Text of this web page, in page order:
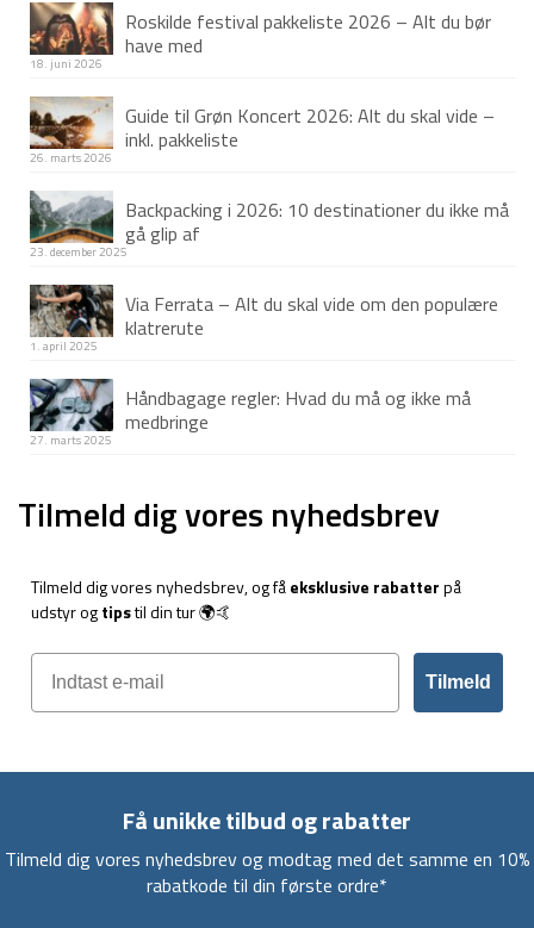
Roskilde festival pakkeliste 2026 – Alt du bør
have med
18. juni 2026
Guide til Grøn Koncert 2026: Alt du skal vide –
inkl. pakkeliste
26. marts 2026
Backpacking i 2026: 10 destinationer du ikke må
gå glip af
23. december 2025
Via Ferrata – Alt du skal vide om den populære
klatrerute
1. april 2025
Håndbagage regler: Hvad du må og ikke må
medbringe
27. marts 2025
Tilmeld dig vores nyhedsbrev
Tilmeld dig vores nyhedsbrev, og fåeksklusive rabatterpå
udstyr ogtipstil din tur 🌍🤙
Tilmeld
Få unikke tilbud og rabatter
Tilmeld dig vores nyhedsbrev og modtag med det samme en 10%
rabatkode til din første ordre*